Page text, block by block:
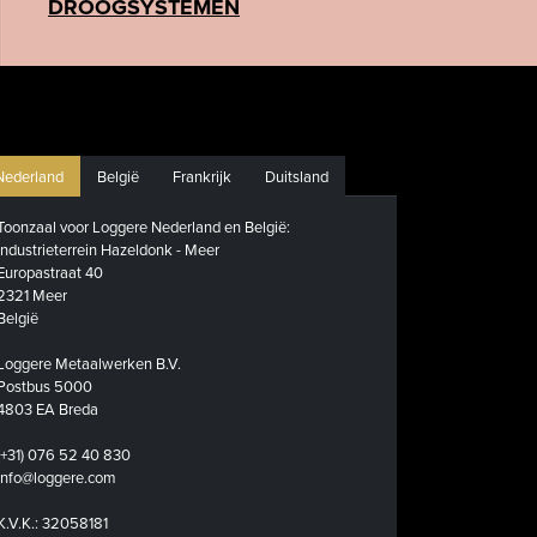
DROOGSYSTEMEN
België Frankrijk Duitsland
voor Loggere Nederland en België:
Hazeldonk - Meer
40
Meer
Metaalwerken B.V.
5000
EA Breda
076 52 40 830
32058181